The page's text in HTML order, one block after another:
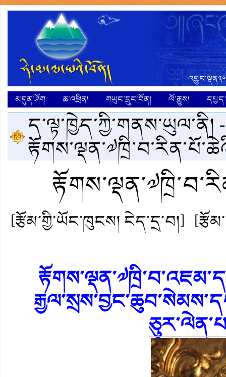
མདུན་ཤོག
ཆ་འཕྲིན། གཡུང་དྲུང་བོན། ལོ་རྒྱུས།
ད་ལྟ་ཁྱེད་ཀྱི་གནས་ཡུལ་ནི།
[རྩོམ་གྱི་ཡོང་ཁུངས། ངེད་དྲ་བ།]